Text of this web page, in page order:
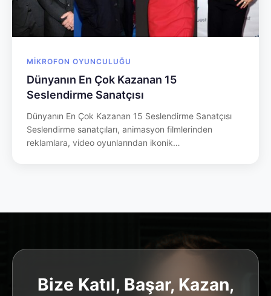
MIKROFON OYUNCULUĞU
Dünyanın En Çok Kazanan 15
Seslendirme Sanatçısı
Dünyanın En Çok Kazanan 15 Seslendirme Sanatçısı
Seslendirme sanatçıları, animasyon filmlerinden
reklamlara, video oyunlarından ikonik…
Bize Katıl, Başar, Kazan,